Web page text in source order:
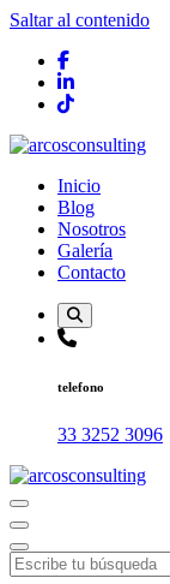
Saltar al contenido
Consultoría
Inicio
Blog
Nosotros
Galería
Contacto
telefono
33 3252 3096